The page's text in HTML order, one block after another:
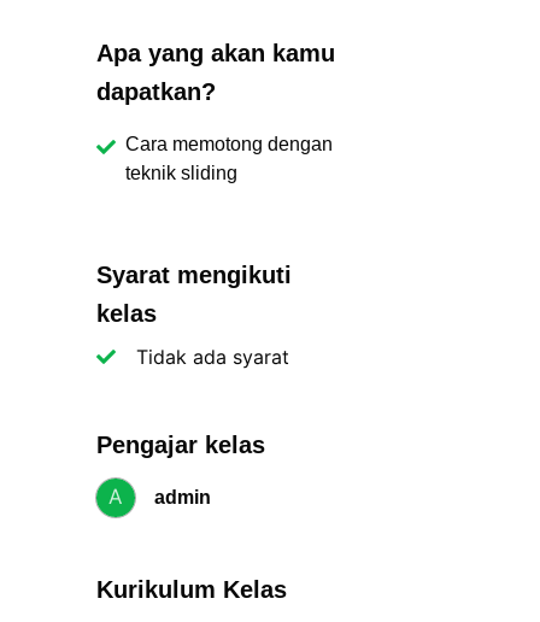
Apa yang akan kamu
dapatkan?
Cara memotong dengan
teknik sliding
Syarat mengikuti
kelas
Tidak ada syarat
Pengajar kelas
A admin
Kurikulum Kelas